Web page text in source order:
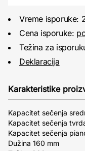
Vreme isporuke:
Cena isporuke:
Težina za
Deklaracija
Karakteristike
Kapacitet sečenja
Kapacitet sečenja
Kapacitet sečenja
Dužina 160 mm